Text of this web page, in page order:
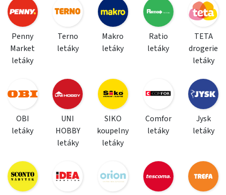
Penny
Market
letáky
Terno
letáky
Makro
letáky
Ratio
letáky
TETA
drogerie
letáky
OBI
letáky
UNI
HOBBY
letáky
SIKO
koupelny
letáky
Comfor
letáky
Jysk
letáky